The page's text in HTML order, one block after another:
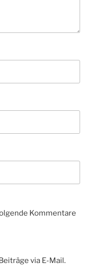
Kommentare
via E-Mail.